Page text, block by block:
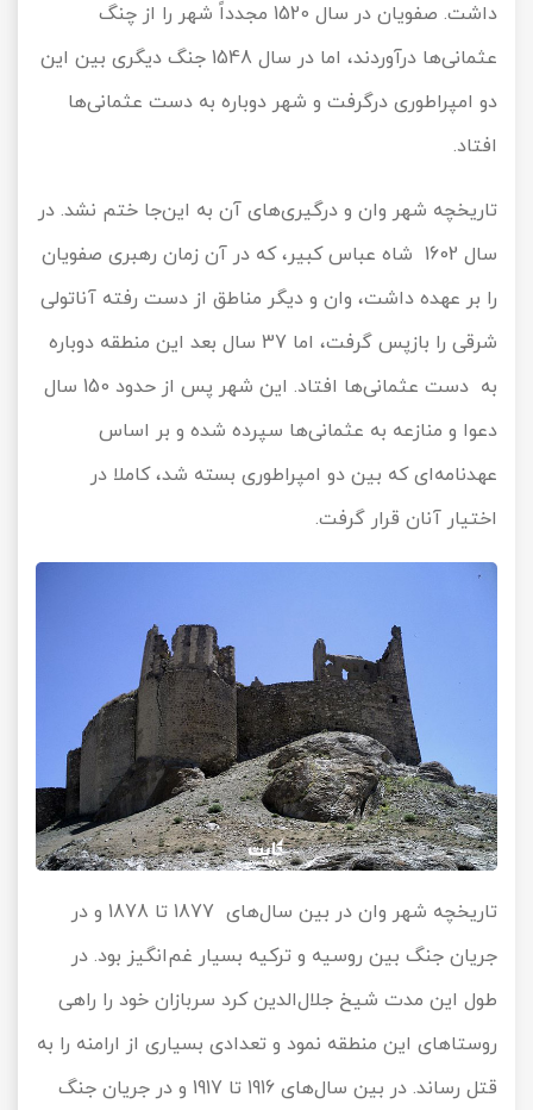
داشت. صفویان در سال 1520 مجدداً شهر را از چنگ
عثمانی‌ها درآوردند، اما در سال 1548 جنگ دیگری بین این
دو امپراطوری درگرفت و شهر دوباره به دست عثمانی‌ها
افتاد.
تاریخچه شهر وان و درگیری‌های آن به این‌جا ختم نشد. در
سال 1602 شاه عباس کبیر، که در آن زمان رهبری صفویان
را بر عهده داشت، وان و دیگر مناطق از دست رفته آناتولی
شرقی را بازپس گرفت، اما 37 سال بعد این منطقه دوباره
به دست عثمانی‌ها افتاد. این شهر پس از حدود 150 سال
دعوا و منازعه به عثمانی‌ها سپرده شده و بر اساس
عهدنامه‌ای که بین دو امپراطوری بسته شد، کاملا در
اختیار آنان قرار گرفت.
تاریخچه شهر وان در بین سال‌های 1877 تا 1878 و در
جریان جنگ بین روسیه و ترکیه بسیار غم‌انگیز بود. در
طول این مدت شیخ جلال‌الدین کرد سربازان خود را راهی
روستاهای این منطقه نمود و تعدادی بسیاری از ارامنه را به
قتل رساند. در بین سال‌های 1916 تا 1917 و در جریان جنگ